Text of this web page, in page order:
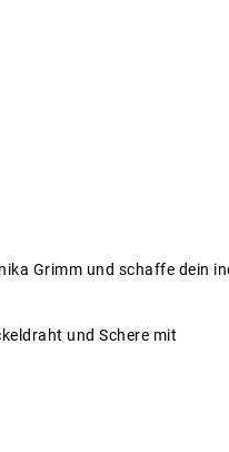
Grimm und schaffe dein
und Schere mit